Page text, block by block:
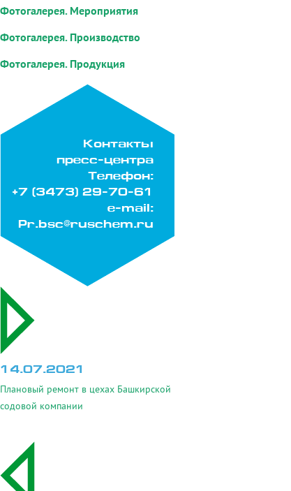
Фотогалерея. Мероприятия
Фотогалерея. Производство
Фотогалерея. Продукция
Контакты
пресс-центра
Телефон:
+7 (3473) 29-70-61
e-mail:
Pr.bsc@ruschem.ru
14.07.2021
Плановый ремонт в цехах Башкирской
содовой компании